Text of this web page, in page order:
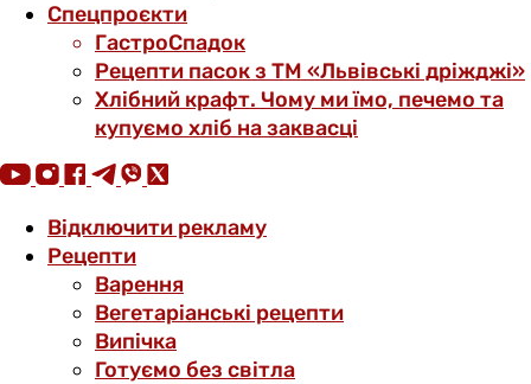
Спецпроєкти
ГастроСпадок
Рецепти пасок з ТМ «Львівські дріжджі»
Хлібний крафт. Чому ми їмо, печемо та
купуємо хліб на заквасці
Відключити рекламу
Рецепти
Варення
Вегетаріанські рецепти
Випічка
Готуємо без світла